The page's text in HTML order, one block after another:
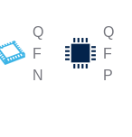
Q
F
N
Q
F
P